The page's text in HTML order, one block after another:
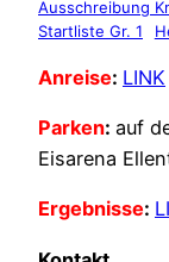
Ausschreibung
Startliste Gr. 1
Anreise: LINK
Parken: auf
Eisarena
Ergebnisse: